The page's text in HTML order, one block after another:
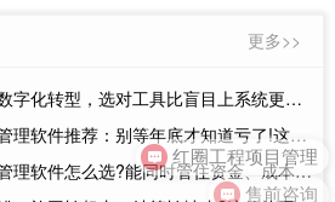
红圈工程项目管理
售前咨询
更多>>
字化转型，选对工具比盲目上系统更重要
推荐：别等年底才知道亏了!这套系统让每一分钱都有迹可循
软件怎么选?能同时管住资金、成本、进度的才靠谱